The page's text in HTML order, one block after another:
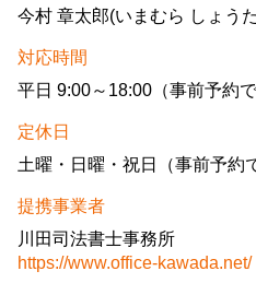
今村 章太郎(いまむら しょう
対応時間
平日 9:00～18:00（事前予約
定休日
土曜・日曜・祝日（事前予約
提携事業者
川田司法書士事務所
https://www.office-kawada.net/